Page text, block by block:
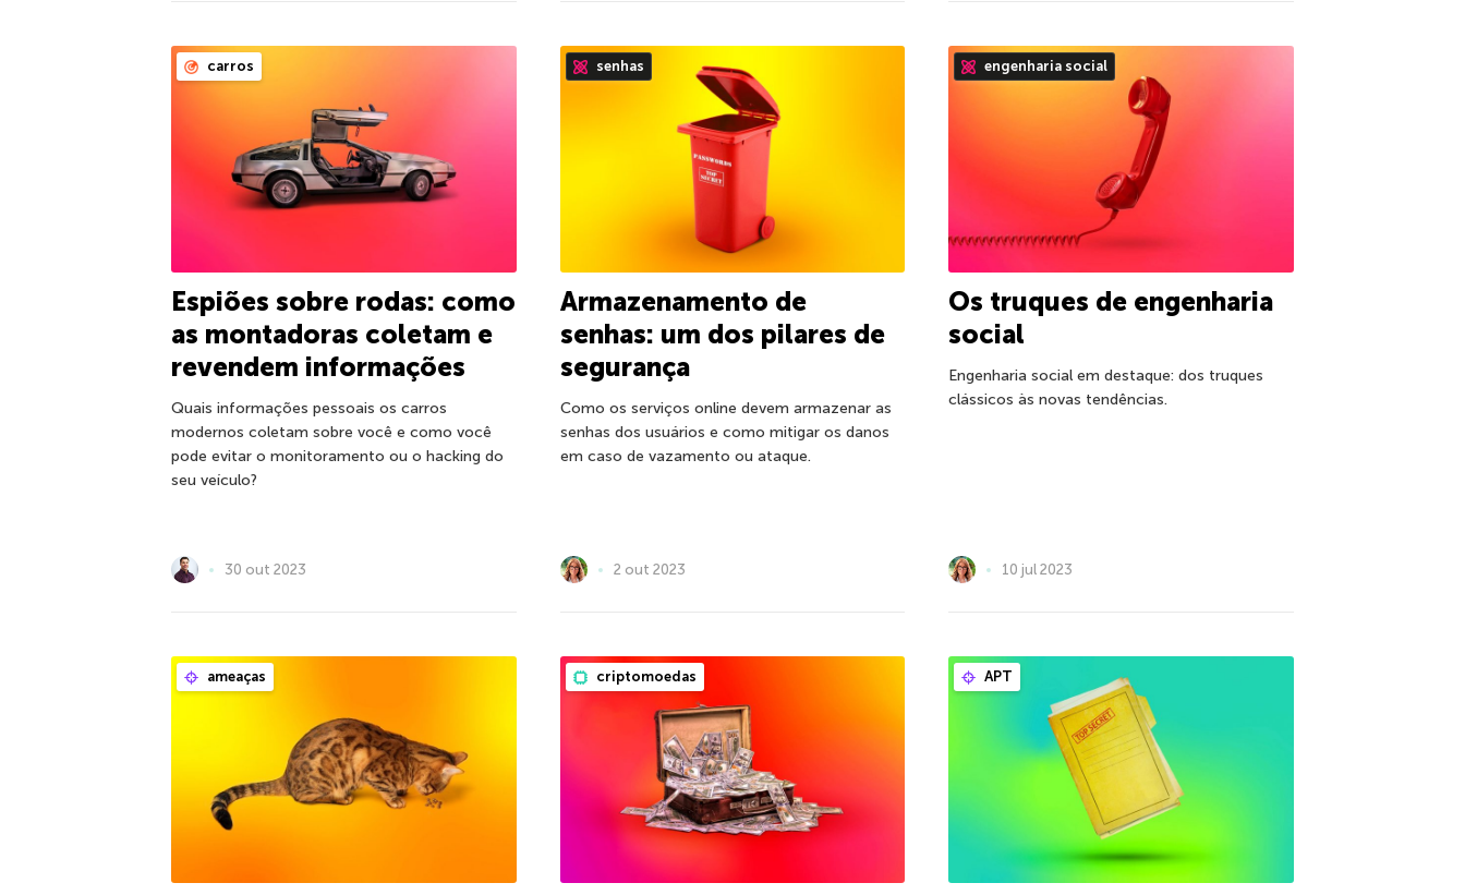
carros
Espiões sobre rodas: como
as montadoras coletam e
revendem informações
Quais informações pessoais os carros
modernos coletam sobre você e como você
pode evitar o monitoramento ou o hacking do
seu veículo?
30 out 2023
senhas
Armazenamento de
senhas: um dos pilares de
segurança
Como os serviços online devem armazenar as
senhas dos usuários e como mitigar os danos
em caso de vazamento ou ataque.
2 out 2023
engenharia social
Os truques de engenharia
social
Engenharia social em destaque: dos truques
clássicos às novas tendências.
10 jul 2023
ameaças criptomoedas APT